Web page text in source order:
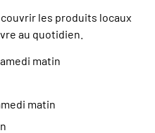
les produits locaux
au quotidien.
matin
matin